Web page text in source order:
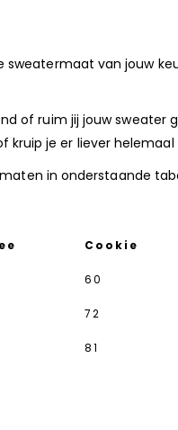
van jouw
of ruim jij jouw
kruip je er liever helemaal
in onderstaande
Cookie
60
72
81